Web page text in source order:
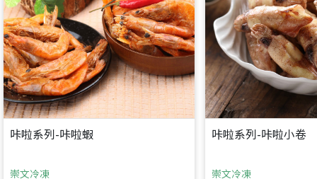
咔啦系列-咔啦蝦
崇文冷凍
咔啦系列-咔啦小卷
崇文冷凍
返回首頁